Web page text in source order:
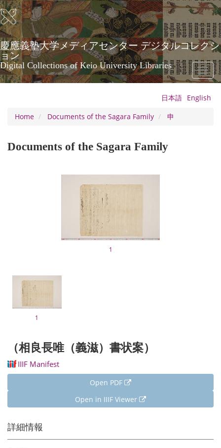
Skip
to
main
content
慶應義塾大学メディアセンター デジタルコレクシ
ョン
Digital Collections of Keio University Libraries
Toggle
日本語 English
Home
Documents of the Sagara Family 申
Documents of the Sagara Family
1
1
（相良長唯（義滋）書状案）
IIIF Manifest
Open PDF
Open in IIIF Viewer
詳細情報